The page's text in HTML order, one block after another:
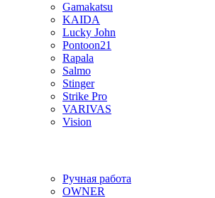
Gamakatsu
KAIDA
Lucky John
Pontoon21
Rapala
Salmo
Stinger
Strike Pro
VARIVAS
Vision
Ручная работа
OWNER